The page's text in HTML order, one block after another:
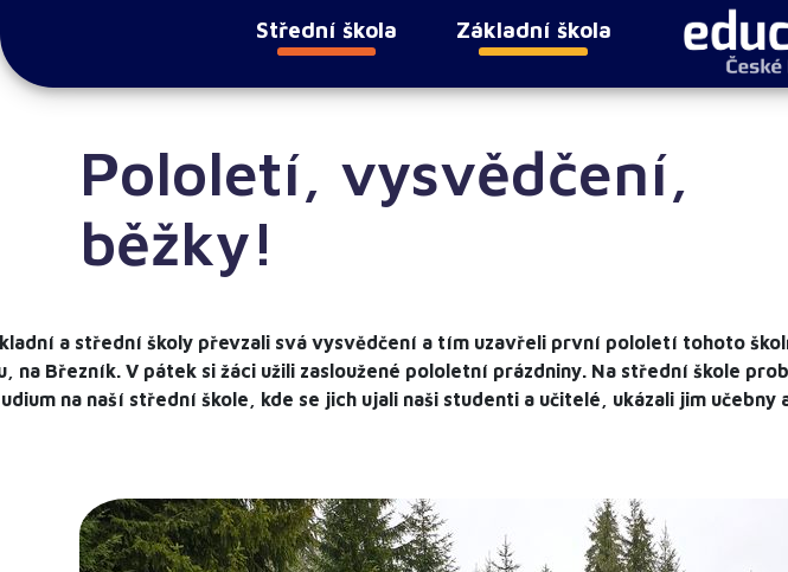
Střední škola Základní škola
Pololetí, vysvědčení,
běžky!
a střední školy převzali svá vysvědčení a tím uzavřeli první pololetí tohoto
na Březník. V pátek si žáci užili zasloužené pololetní prázdniny. Na střední škole
na naší střední škole, kde se jich ujali naši studenti a učitelé, ukázali jim